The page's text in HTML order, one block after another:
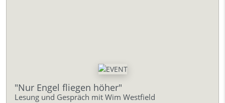
"Nur Engel fliegen höher"
Lesung und Gespräch mit Wim Westfield